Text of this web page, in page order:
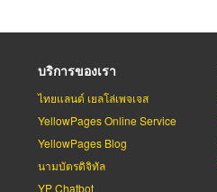
บริการของเรา
ไทยแลนด์ เยลโล่เพจเจส
YellowPages Online Service
YellowPages Blog
นามบัตรดิจิทัล
YP Chatbot